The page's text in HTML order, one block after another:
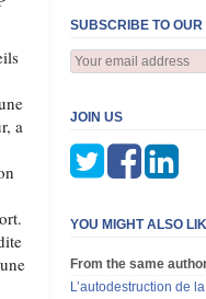
a
SUBSCRIBE TO
JOIN US
YOU MIGHT ALSO
From the same
L’autodestruction de